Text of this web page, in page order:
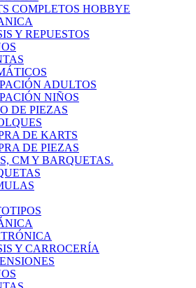
COMPLETOS HOBBYE
Y REPUESTOS
ADULTOS
NIÑOS
DE PIEZAS
DE KARTS
DE PIEZAS
CM Y BARQUETAS.
Y CARROCERÍA